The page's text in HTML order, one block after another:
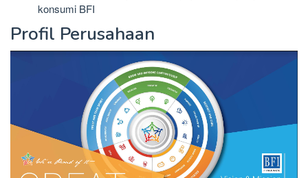
konsumi BFI
Profil Perusahaan